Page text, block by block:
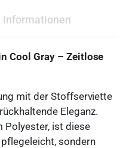
Informationen
Cool Gray – Zeitlose
mit der Stoffserviette
Eleganz.
Polyester, ist diese
sondern